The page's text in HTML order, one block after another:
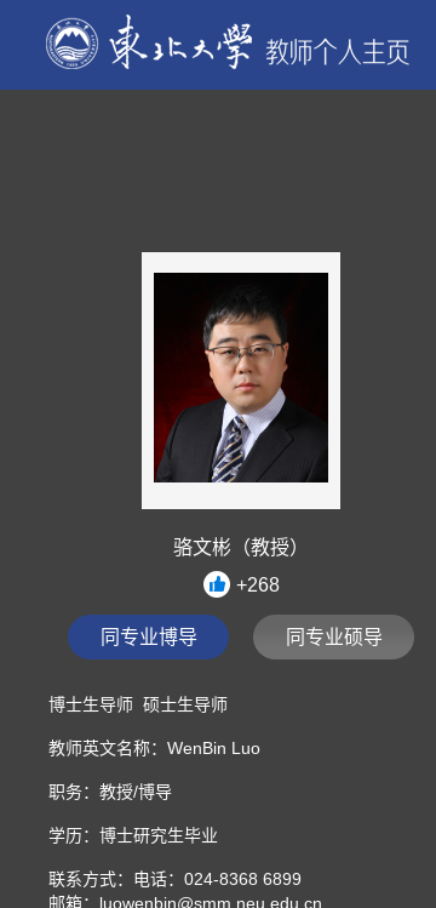
骆文彬（教授）
+268
同专业博导 同专业硕导
博士生导师 硕士生导师
教师英文名称：WenBin Luo
职务：教授/博导
学历：博士研究生毕业
联系方式： 电话：024-8368 6899
邮箱：luowenbin@smm.neu.edu.cn